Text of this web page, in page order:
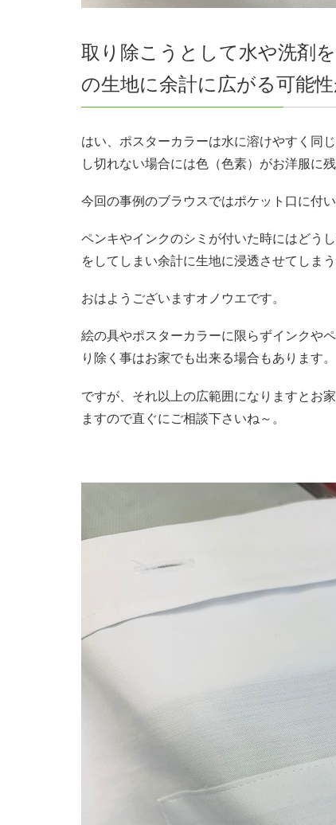
取り除こうとして水や洗剤
の生地に余計に広がる可能
はい、ポスターカラーは水に溶けやすく同
し切れない場合には色（色素）がお洋服に
今回の事例のブラウスではポケット口に付
ペンキやインクのシミが付いた時にはどう
をしてしまい余計に生地に浸透させてしま
おはようございますオノウエです。
絵の具やポスターカラーに限らずインクや
り除く事はお家でも出来る場合もあります。
ですが、それ以上の広範囲になりますとお
ますので直ぐにご相談下さいね～。